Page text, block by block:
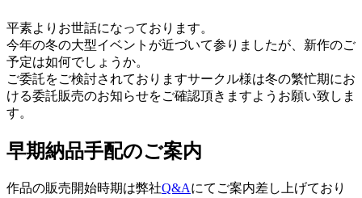
平素よりお世話になっております。
今年の冬の大型イベントが近づいて参りましたが、新作のご
予定は如何でしょうか。
ご委託をご検討されておりますサークル様は冬の繁忙期にお
ける委託販売のお知らせをご確認頂きますようお願い致しま
す。
早期納品手配のご案内
作品の販売開始時期は弊社Q&Aにてご案内差し上げており